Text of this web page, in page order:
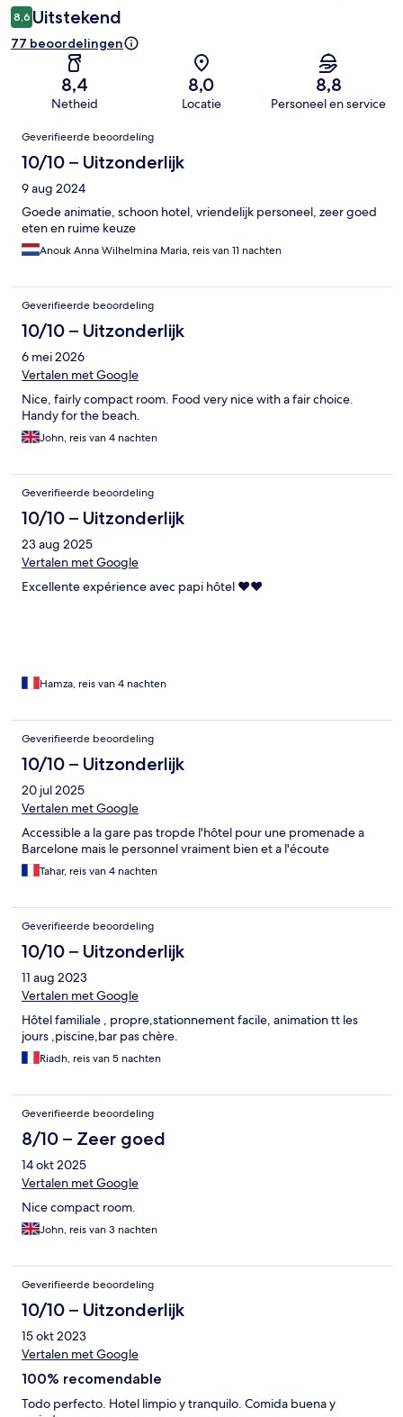
8,6 Uitstekend
77 beoordelingen
8,4
Netheid
8,0
Locatie
8,8
Personeel en service
Beoordelingen
Geverifieerde beoordeling
10/10 – Uitzonderlijk
9 aug 2024
Goede animatie, schoon hotel, vriendelijk personeel, zeer goed
eten en ruime keuze
Anouk Anna Wilhelmina Maria, reis van 11 nachten
Geverifieerde beoordeling
10/10 – Uitzonderlijk
6 mei 2026
Vertalen met Google
Nice, fairly compact room. Food very nice with a fair choice.
Handy for the beach.
John, reis van 4 nachten
Geverifieerde beoordeling
10/10 – Uitzonderlijk
23 aug 2025
Vertalen met Google
Excellente expérience avec papi hôtel ❤️❤️
Hamza, reis van 4 nachten
Geverifieerde beoordeling
10/10 – Uitzonderlijk
20 jul 2025
Vertalen met Google
Accessible a la gare pas tropde l'hôtel pour une promenade a
Barcelone mais le personnel vraiment bien et a l'écoute
Tahar, reis van 4 nachten
Geverifieerde beoordeling
10/10 – Uitzonderlijk
11 aug 2023
Vertalen met Google
Hôtel familiale , propre,stationnement facile, animation tt les
jours ,piscine,bar pas chère.
Riadh, reis van 5 nachten
Geverifieerde beoordeling
8/10 – Zeer goed
14 okt 2025
Vertalen met Google
Nice compact room.
John, reis van 3 nachten
Geverifieerde beoordeling
10/10 – Uitzonderlijk
15 okt 2023
Vertalen met Google
100% recomendable
Todo perfecto. Hotel limpio y tranquilo. Comida buena y